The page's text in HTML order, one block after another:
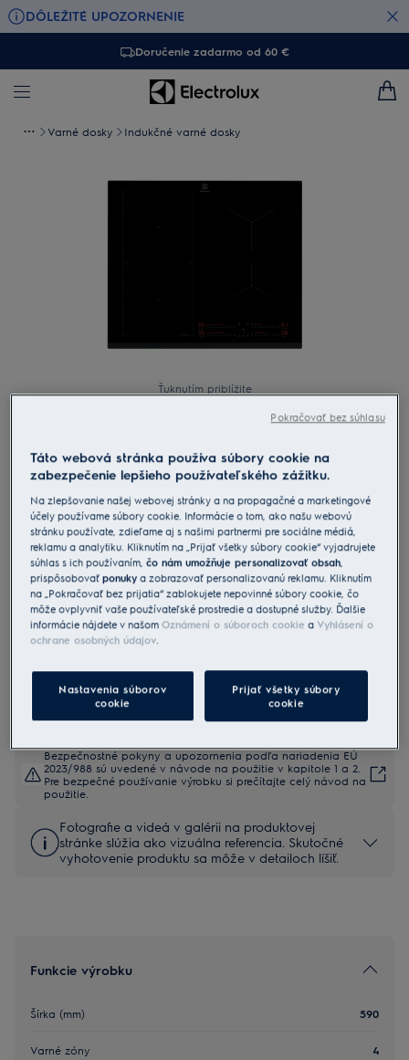
DÔLEŽITÉ UPOZORNENIE
Doručenie zadarmo od 60 €
Varné dosky Indukčné varné dosky
Ťuknutím priblížite
EIS62453
Indukčná varná doska série 700
SenseBoil
0 (0)
Informačný list výrobku
Benefity
Indukčná varná doska SenseBoil® 700 zmierni var a vriaca voda sa
pomaly varí.
So snímačom vrenia vriaca voda automaticky prejde do mierneho
varu.
automatické odsávanie.
Bezpečnostné pokyny a upozornenia podľa nariadenia EÚ
2023/988 sú uvedené v návode na použitie v kapitole 1 a 2.
Pre bezpečné používanie výrobku si prečítajte celý návod na
použitie.
Fotografie a videá v galérii na produktovej
stránke slúžia ako vizuálna referencia. Skutočné
vyhotovenie produktu sa môže v detailoch líšiť.
Funkcie výrobku
Šírka (mm) 590
Varné zóny 4
Táto webová stránka používa súbory cookie na
zabezpečenie lepšieho používateľského zážitku.
Na zlepšovanie našej webovej stránky a na propagačné a marketingové
účely používame súbory cookie. Informácie o tom, ako našu webovú
stránku používate, zdieľame aj s našimi partnermi pre sociálne médiá,
reklamu a analytiku. Kliknutím na „Prijať všetky súbory cookie“ vyjadrujete
súhlas s ich používaním,čo nám umožňuje personalizovať obsah,
prispôsobovaťponuky a zobrazovať personalizovanú reklamu. Kliknutím
na „Pokračovať bez prijatia“ zablokujete nepovinné súbory cookie, čo
môže ovplyvniť vaše používateľské prostredie a dostupné služby. Ďalšie
informácie nájdete v našomOznámení o súboroch cookie a Vyhlásení o
ochrane osobných údajov.
Nastavenia súborov
cookie
Prijať všetky súbory
cookie
Pokračovať bez súhlasu